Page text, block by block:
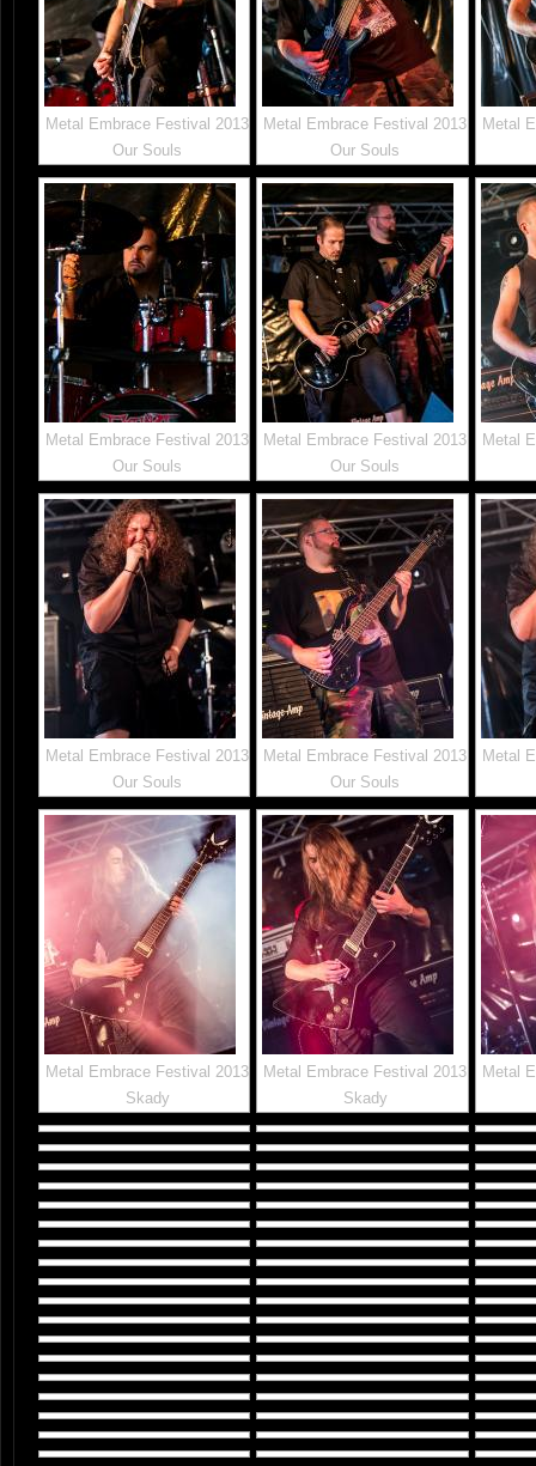
Metal Embrace Festival 2013
Our Souls
Metal Embrace Festival 2013
Our Souls
Metal
Metal Embrace Festival 2013
Our Souls
Metal Embrace Festival 2013
Our Souls
Metal
Metal Embrace Festival 2013
Our Souls
Metal Embrace Festival 2013
Our Souls
Metal
Metal Embrace Festival 2013
Skady
Metal Embrace Festival 2013
Skady
Metal